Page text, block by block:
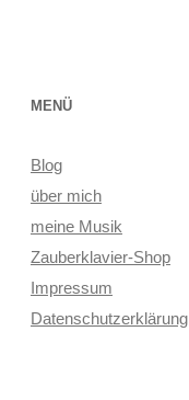
MENÜ
Blog
über mich
meine Musik
Zauberklavier-Shop
Impressum
Datenschutzerklärung